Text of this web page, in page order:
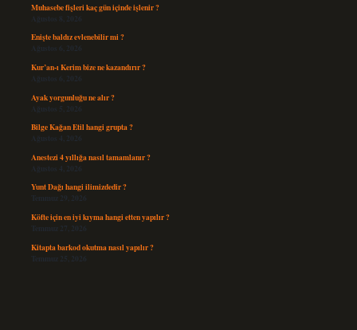
Muhasebe fişleri kaç gün içinde işlenir ?
Ağustos 8, 2026
Enişte baldız evlenebilir mi ?
Ağustos 6, 2026
Kur’an-ı Kerim bize ne kazandırır ?
Ağustos 6, 2026
Ayak yorgunluğu ne alır ?
Ağustos 5, 2026
Bilge Kağan Etil hangi grupta ?
Ağustos 4, 2026
Anestezi 4 yıllığa nasıl tamamlanır ?
Ağustos 4, 2026
Yunt Dağı hangi ilimizdedir ?
Temmuz 29, 2026
Köfte için en iyi kıyma hangi etten yapılır ?
Temmuz 27, 2026
Kitapta barkod okutma nasıl yapılır ?
Temmuz 25, 2026